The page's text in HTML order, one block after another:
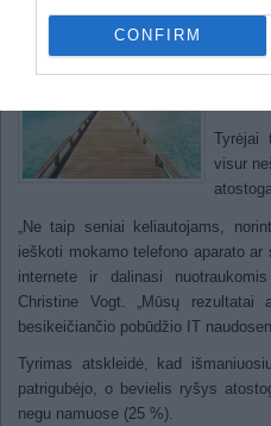
CONFIRM
pat
Tyrėjai
visur
„Ne taip seniai keliautojams,
ieškoti mokamo telefono aparato
internete ir dalinasi
Christine Vogt. „Mūsų rezultatai
besikeičiančio pobūdžio IT
Tyrimas atskleidė, kad
patrigubėjo, o bevielis ryšys
negu namuose (25 %).